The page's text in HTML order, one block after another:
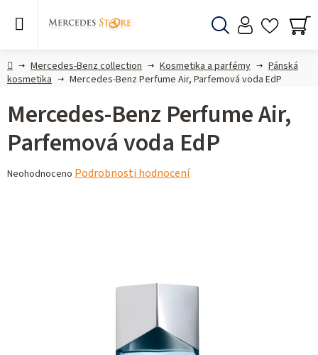
DomůMercedes-Benz collection Kosmetika a parfémy
Pánská
kosmetika
Mercedes-Benz Perfume Air, Parfemová voda EdP
Mercedes-Benz Perfume Air,
Parfemová voda EdP
Průměrné
Neohodnoceno Podrobnosti hodnocení